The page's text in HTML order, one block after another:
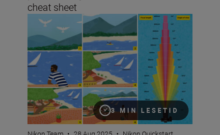
cheat sheet
3 MIN LESETID
Understanding focal length with your Nikon Quickstart